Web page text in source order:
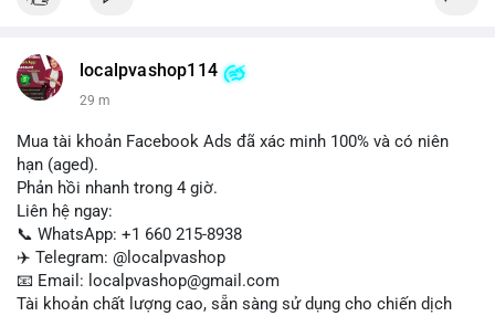
✈️ Telegram: @localpvashop
📧 Email: localpvashop@gmail.com
localpvashop114
29 m
Mua tài khoản Facebook Ads đã xác minh 100% và có niên
hạn (aged).
Phản hồi nhanh trong 4 giờ.
Liên hệ ngay:
📞 WhatsApp: +1 660 215-8938
✈️ Telegram: @localpvashop
📧 Email: localpvashop@gmail.com
Tài khoản chất lượng cao, sẵn sàng sử dụng cho chiến dịch